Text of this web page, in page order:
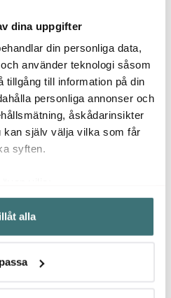
dina uppgifter
din personliga data,
använder teknologi såsom
tillgång till information på din
personliga annonser och
åskådarinsikter
själv välja vilka som får
syften.
din geografiska plats som
på upp till flera meter
att aktivt skanna den för
personliga uppgifter
alla
Villeroy & Boch
Manoir Fat oval 37 cm
Vit
505 kr
av våra kunder